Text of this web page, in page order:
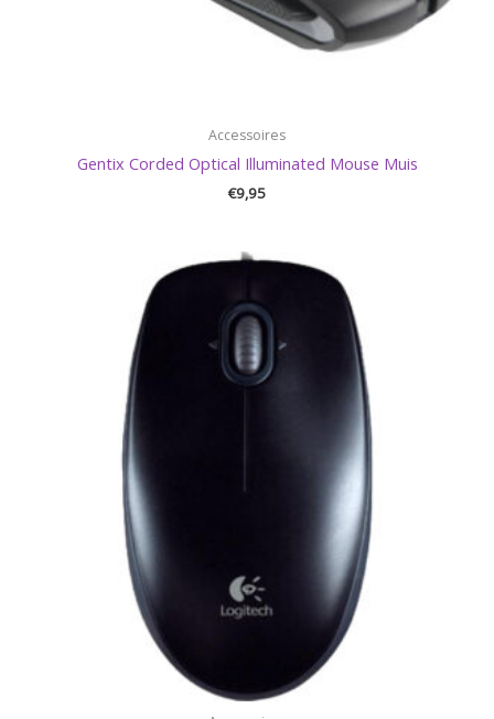
Accessoires
Gentix Corded Optical Illuminated Mouse Muis
€9,95